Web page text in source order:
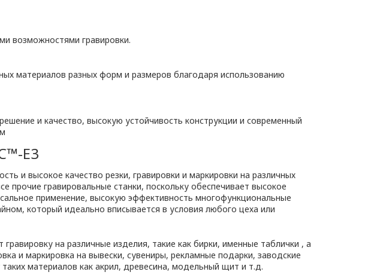
возможностями гравировки.
материалов разных форм и размеров благодаря использованию
и качество, высокую устойчивость конструкции и современный
E3
и высокое качество резки, гравировки и маркировки на различных
прочие гравировальные станки, поскольку обеспечивает высокое
применение, высокую эффективность многофункциональные
который идеально вписывается в условия любого цеха или
на различные изделия, такие как бирки, именные таблички , а
и маркировка на вывески, сувениры, рекламные подарки, заводские
материалов как акрил, древесина, модельный щит и т.д.